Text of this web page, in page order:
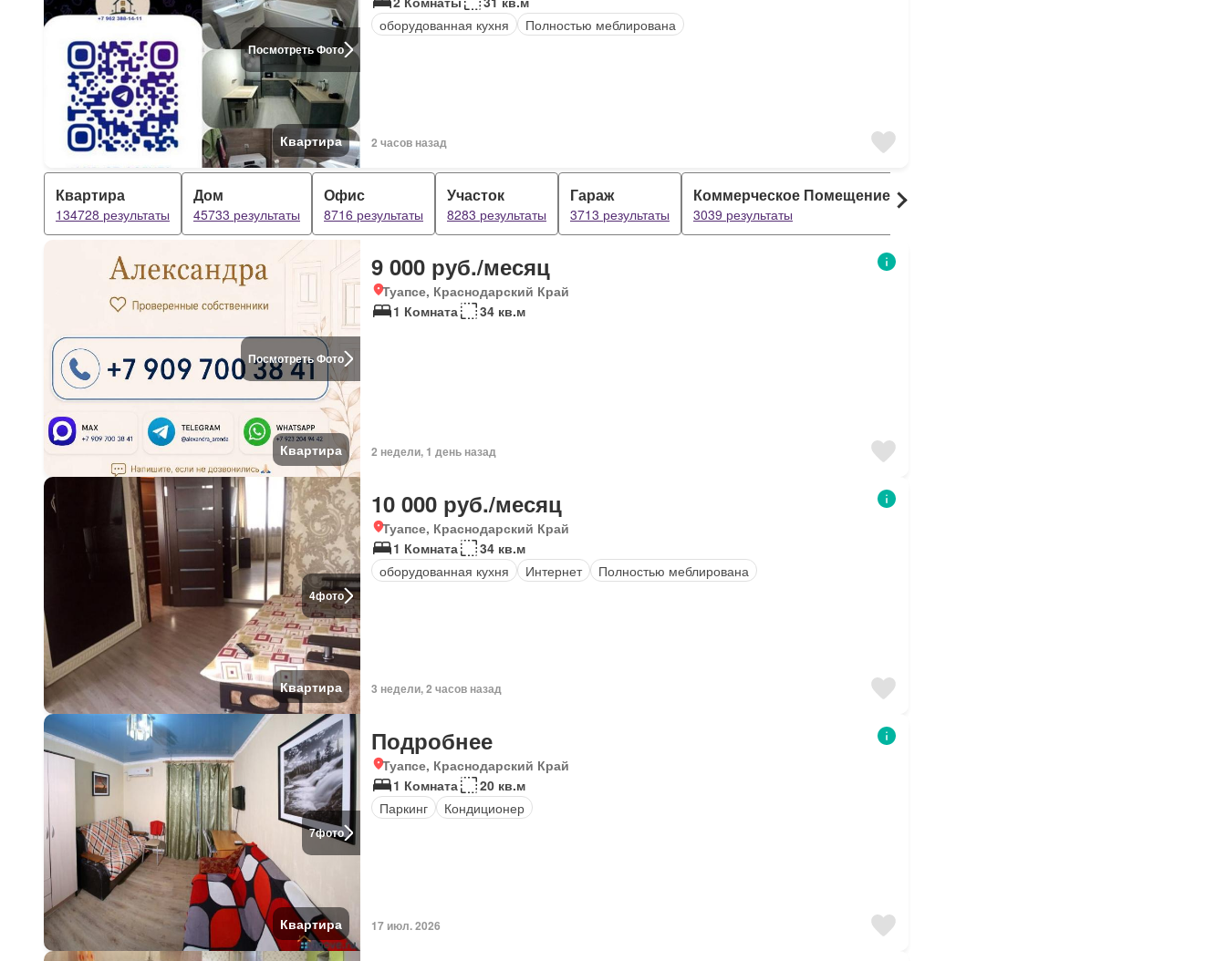
Посмотреть Фото
Квартира
оборудованная кухня
Полностью меблирована
2 часов назад
Квартира
134728 результаты
Дом
45733 результаты
Офис
8716 результаты
Участок
8283 результаты
Гараж
3713 результаты
Коммерческое Помещение
3039 результаты
Посмотреть Фото
Квартира
9 000 руб./месяц
Туапсе, Краснодарский Край
1 Комната
34 кв.м
2 недели, 1 день назад
4фото
Квартира
10 000 руб./месяц
Туапсе, Краснодарский Край
1 Комната
34 кв.м
оборудованная кухня
Интернет Полностью меблирована
3 недели, 2 часов назад
7фото
Квартира
Подробнее
Туапсе, Краснодарский Край
1 Комната
20 кв.м
Паркинг
Кондиционер
17 июл. 2026